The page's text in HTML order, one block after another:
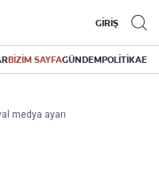
GİRİŞ
BİZİM SAYFAGÜNDEMPOLİTİKA
medya ayarı